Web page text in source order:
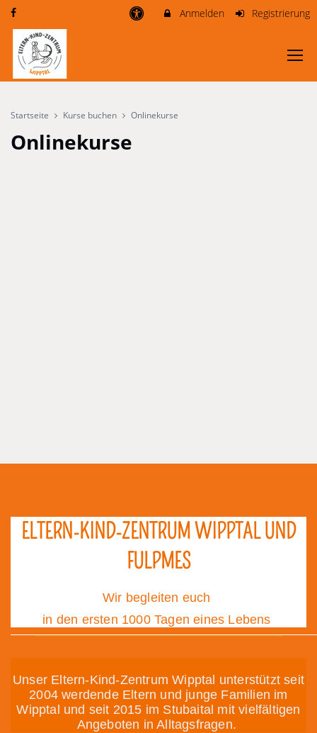
Anmelden Registrierung
Startseite Kurse buchen Onlinekurse
Onlinekurse
ELTERN-KIND-ZENTRUM WIPPTAL UND
FULPMES
Wir begleiten euch
in den ersten 1000 Tagen eines Lebens
Unser Eltern-Kind-Zentrum Wipptal unterstützt seit
2004 werdende Eltern und junge Familien im
Wipptal und seit 2015 im Stubaital mit vielfältigen
Angeboten in Alltagsfragen.